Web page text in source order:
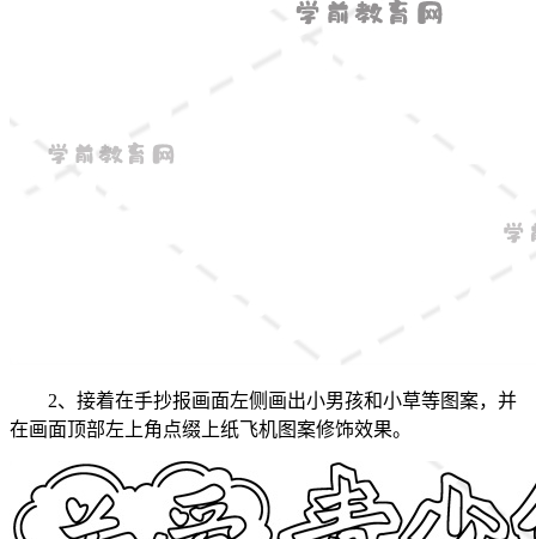
2、接着在手抄报画面左侧画出小男孩和小草等图案，并
在画面顶部左上角点缀上纸飞机图案修饰效果。